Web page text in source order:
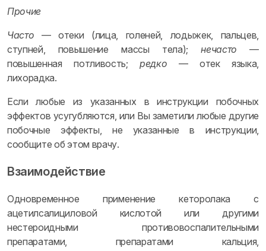
Прочие
Часто — отеки (лица, голеней, лодыжек, пальцев,
ступней, повышение массы тела);нечасто —
повышенная потливость;редко — отек языка,
лихорадка.
Если любые из указанных в инструкции побочных
эффектов усугубляются, или Вы заметили любые другие
побочные эффекты, не указанные в инструкции,
сообщите об этом врачу.
Взаимодействие
Одновременное применение кеторолака с
ацетилсалициловой кислотой или другими
нестероидными противовоспалительными
препаратами, препаратами кальция,